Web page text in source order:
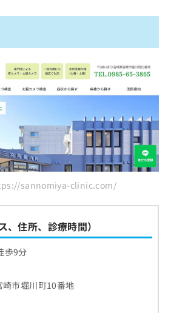
sannomiya-clinic.com/
、住所、診療時間）
歩9分
市堀川町10番地